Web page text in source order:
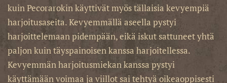
kuin Pecorarokin käyttivät myös tällaisia kevyempiä
harjoitusaseita. Kevyemmällä aseella pystyi
harjoittelemaan pidempään, eikä iskut sattuneet yhtä
paljon kuin täyspainoisen kanssa harjoitellessa.
Kevyemmän harjoitusmiekan kanssa pystyi
käyttämään voimaa ja viillot sai tehtyä oikeaoppisesti